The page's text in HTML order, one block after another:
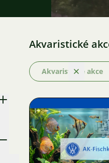
Akvaristické
Akvaristické akce
Odstranit